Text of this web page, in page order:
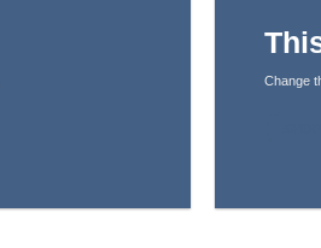
Change